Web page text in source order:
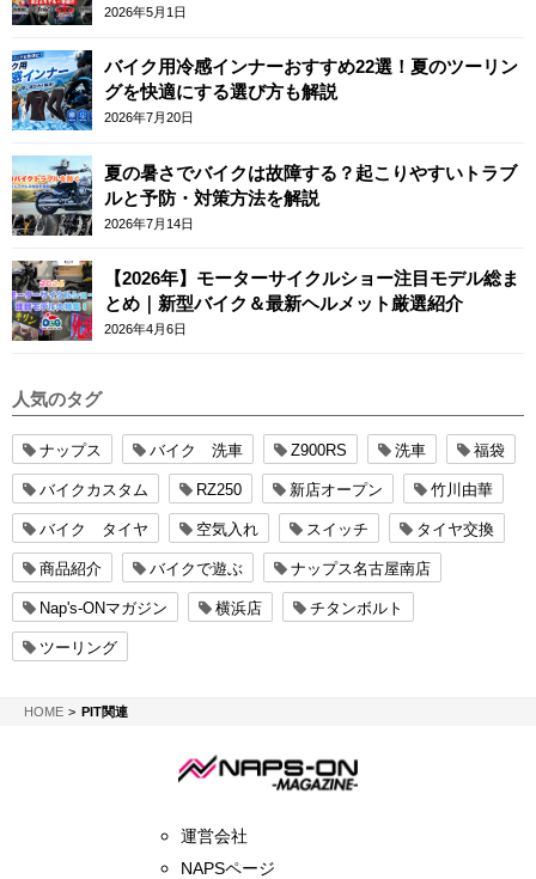
ルまとめ
2026年5月1日
バイク用冷感インナーおすすめ22選！夏のツーリン
グを快適にする選び方も解説
2026年7月20日
夏の暑さでバイクは故障する？起こりやすいトラブ
ルと予防・対策方法を解説
2026年7月14日
【2026年】モーターサイクルショー注目モデル総ま
とめ｜新型バイク＆最新ヘルメット厳選紹介
2026年4月6日
人気のタグ
ナップス バイク 洗車 Z900RS 洗車 福袋
バイクカスタム RZ250 新店オープン 竹川由華
バイク タイヤ 空気入れ スイッチ タイヤ交換
商品紹介 バイクで遊ぶ ナップス名古屋南店
Nap's-ONマガジン 横浜店 チタンボルト
ツーリング
HOMENAPS-ON マガジン
PIT関連
運営会社
NAPSページ